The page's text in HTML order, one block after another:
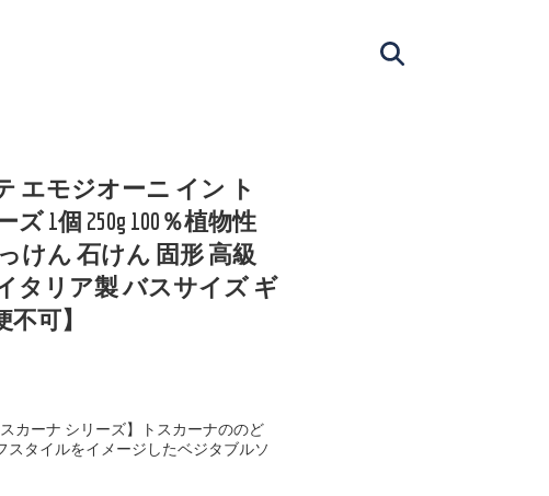
エモジオーニ イン ト
1個 250g 100％植物性
けん 石けん 固形 高級
タリア製 バスサイズ ギ
可】
カーナ シリーズ】トスカーナののど
スタイルをイメージしたベジタブルソ